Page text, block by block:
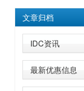
文章归档
IDC资讯
最新优惠信息